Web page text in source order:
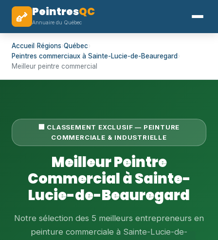
PeintresQC
Annuaire du Québec
Accueil ›Régions›Québec›
Peintres commerciaux à Sainte-Lucie-de-Beauregard›
Meilleur peintre commercial
🏢 CLASSEMENT EXCLUSIF — PEINTURE
COMMERCIALE & INDUSTRIELLE
Meilleur Peintre
Commercial à Sainte-
Lucie-de-Beauregard
Notre sélection des 5 meilleurs entrepreneurs en
peinture commerciale à Sainte-Lucie-de-